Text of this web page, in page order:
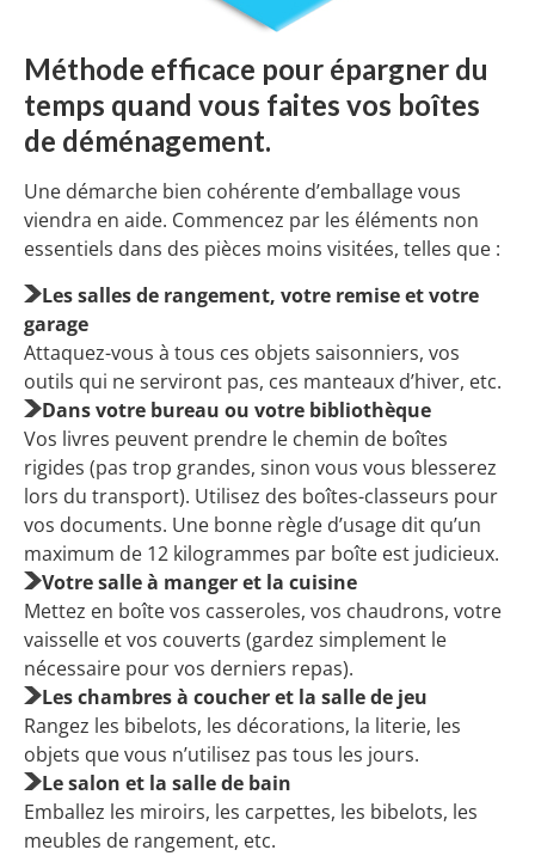
Méthode efficace pour épargner du
temps quand vous faites vos boîtes
de déménagement.
Une démarche bien cohérente d’emballage vous
viendra en aide. Commencez par les éléments non
essentiels dans des pièces moins visitées, telles que :
Les salles de rangement, votre remise et votre
garage
Attaquez-vous à tous ces objets saisonniers, vos
outils qui ne serviront pas, ces manteaux d’hiver, etc.
Dans votre bureau ou votre bibliothèque
Vos livres peuvent prendre le chemin de boîtes
rigides (pas trop grandes, sinon vous vous blesserez
lors du transport). Utilisez des boîtes-classeurs pour
vos documents. Une bonne règle d’usage dit qu’un
maximum de 12 kilogrammes par boîte est judicieux.
Votre salle à manger et la cuisine
Mettez en boîte vos casseroles, vos chaudrons, votre
vaisselle et vos couverts (gardez simplement le
nécessaire pour vos derniers repas).
Les chambres à coucher et la salle de jeu
Rangez les bibelots, les décorations, la literie, les
objets que vous n’utilisez pas tous les jours.
Le salon et la salle de bain
Emballez les miroirs, les carpettes, les bibelots, les
meubles de rangement, etc.